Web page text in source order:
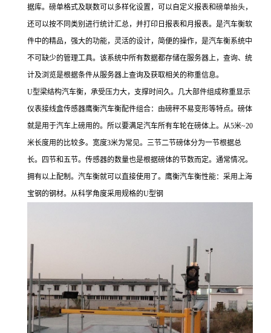
据库。磅单格式及联数可以多样化设置，可以自定义报表和磅单抬头，
还可以按不同类别进行统计汇总，并打印日报表和月报表。是汽车衡软
件中的精品，强大的功能，灵活的设计，简便的操作，是汽车衡系统中
不可缺少的管理工具。该系统中所有数据都存储在服务器上，查询、统
计及浏览是根据条件从服务器上查询及获取相关的称重信息。
U型梁结构汽车衡，承受压力大，支撑时间久。几大部件组成称重显示
仪表接线盒传感器鹰衡汽车衡配件组合：由磅秤不易变形等特点。磅体
就是用于汽车上磅用的。所以要满足汽车所有车轮在磅体上。从5米~20
米长度用的比较多。宽度3米为常见。三节二节磅体分为一节根据总
长。四节和五节。传感器的数量也是根据磅体的节数而定。通常情况。
拥有以上配制。汽车衡就可以直接使用了。鹰衡汽车衡性能：采用上海
宝钢的钢材。从科学角度采用规格的U型钢